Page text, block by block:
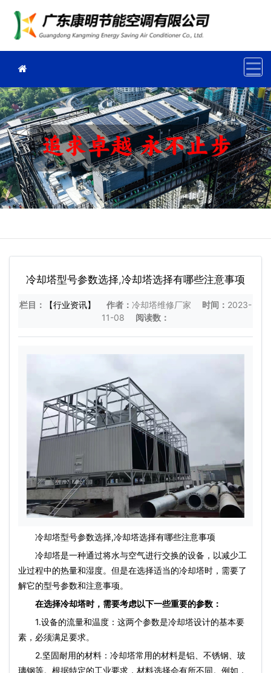
冷却塔型号参数选择,冷却塔选择有哪些注意事项
栏目： 【行业资讯】 作者： 冷却塔维修厂家 时间： 2023-
11-08
阅读数：
冷却塔型号参数选择,冷却塔选择有哪些注意事项
冷却塔是一种通过将水与空气进行交换的设备，以减少工
业过程中的热量和湿度。但是在选择适当的冷却塔时，需要了
解它的型号参数和注意事项。
在选择冷却塔时，需要考虑以下一些重要的参数：
1.设备的流量和温度：这两个参数是冷却塔设计的基本要
素，必须满足要求。
2.坚固耐用的材料：冷却塔常用的材料是铝、不锈钢、玻
璃钢等。根据特定的工业要求，材料选择会有所不同。例如，